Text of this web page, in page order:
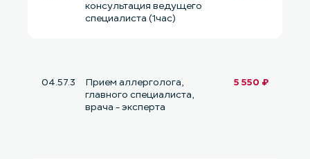
консультация ведущего
специалиста (1час)
04.57.3
Прием аллерголога,
главного специалиста,
врача - эксперта
5 550 ₽